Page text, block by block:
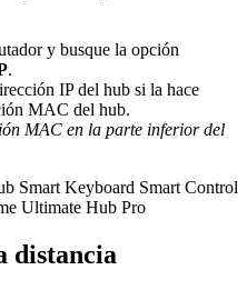
y busque la opción
.
IP del hub si la hace
MAC del hub.
MAC en la parte inferior del
Smart Keyboard Smart Control
Ultimate Hub Pro
distancia